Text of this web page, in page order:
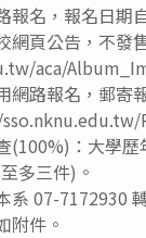
報名，報名日期
網頁公告，不發
aca/
網路報名，郵寄
(100%)：大學
多三件)。
系 07-7172930
附件。